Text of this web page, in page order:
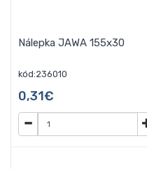
Nálepka JAWA 155x30
kód:236010
0,31€